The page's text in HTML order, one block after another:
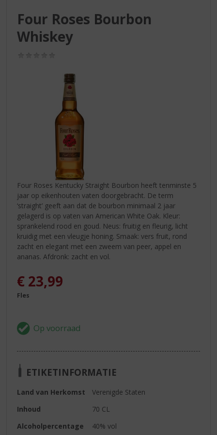
Four Roses Bourbon
Whiskey
Four Roses Kentucky Straight Bourbon heeft tenminste 5
jaar op eikenhouten vaten doorgebracht. De term
‘straight’ geeft aan dat de bourbon minimaal 2 jaar
gelagerd is op vaten van American White Oak. Kleur:
sprankelend rood en goud. Neus: fruitig en fleurig, licht
kruidig met een vleugje honing. Smaak: vers fruit, rond
zacht en elegant met een zweem van peer, appel en
ananas. Afdronk: zacht en vol.
€ 23,99
Fles
ETIKETINFORMATIE
Land van Herkomst
Verenigde Staten
Inhoud
70 CL
Alcoholpercentage
40% vol